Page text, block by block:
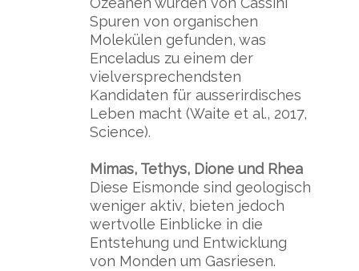
Spuren von organischen
Molekülen gefunden, was
Enceladus zu einem der
vielversprechendsten
Kandidaten für ausserirdisches
Leben macht (Waite et al., 2017,
Science).
Mimas, Tethys, Dione und Rhea
Diese Eismonde sind geologisch
weniger aktiv, bieten jedoch
wertvolle Einblicke in die
Entstehung und Entwicklung
von Monden um Gasriesen.